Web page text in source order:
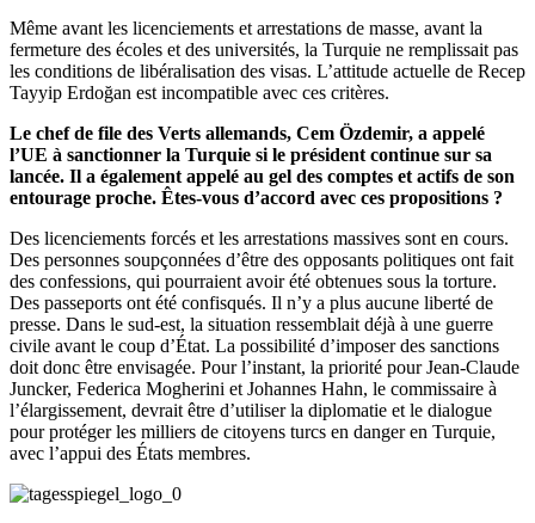
Même avant les licenciements et arrestations de masse, avant la
fermeture des écoles et des universités, la Turquie ne remplissait pas
les conditions de libéralisation des visas. L’attitude actuelle de Recep
Tayyip Erdoğan est incompatible avec ces critères.
Le chef de file des Verts allemands, Cem Özdemir, a appelé
l’UE à sanctionner la Turquie si le président continue sur sa
lancée. Il a également appelé au gel des comptes et actifs de son
entourage proche. Êtes-vous d’accord avec ces propositions ?
Des licenciements forcés et les arrestations massives sont en cours.
Des personnes soupçonnées d’être des opposants politiques ont fait
des confessions, qui pourraient avoir été obtenues sous la torture.
Des passeports ont été confisqués. Il n’y a plus aucune liberté de
presse. Dans le sud-est, la situation ressemblait déjà à une guerre
civile avant le coup d’État. La possibilité d’imposer des sanctions
doit donc être envisagée. Pour l’instant, la priorité pour Jean-Claude
Juncker, Federica Mogherini et Johannes Hahn, le commissaire à
l’élargissement, devrait être d’utiliser la diplomatie et le dialogue
pour protéger les milliers de citoyens turcs en danger en Turquie,
avec l’appui des États membres.